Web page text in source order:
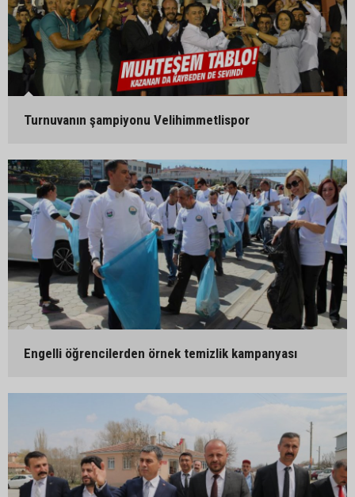
Turnuvanın şampiyonu Velihimmetlispor
Engelli öğrencilerden örnek temizlik kampanyası